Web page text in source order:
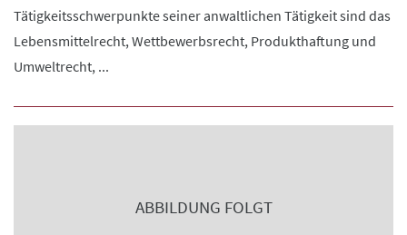
Tätigkeitsschwerpunkte seiner anwaltlichen Tätigkeit sind das
Lebensmittelrecht, Wettbewerbsrecht, Produkthaftung und
Umweltrecht, ...
ABBILDUNG FOLGT